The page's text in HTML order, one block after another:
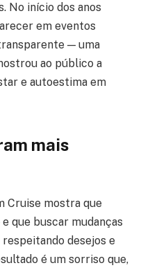
No início dos anos
em eventos
— uma
ao público a
e autoestima em
mais
Cruise mostra que
que buscar mudanças
desejos e
é um sorriso que,